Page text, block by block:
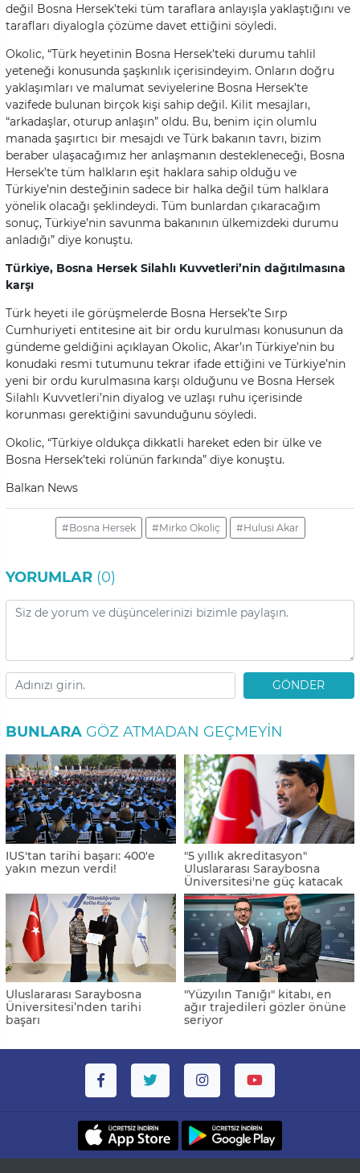
değil Bosna Hersek’teki tüm taraflara anlayışla yaklaştığını ve
tarafları diyalogla çözüme davet ettiğini söyledi.
Okolic, “Türk heyetinin Bosna Hersek’teki durumu tahlil
yeteneği konusunda şaşkınlık içerisindeyim. Onların doğru
yaklaşımları ve malumat seviyelerine Bosna Hersek’te
vazifede bulunan birçok kişi sahip değil. Kilit mesajları,
“arkadaşlar, oturup anlaşın” oldu. Bu, benim için olumlu
manada şaşırtıcı bir mesajdı ve Türk bakanın tavrı, bizim
beraber ulaşacağımız her anlaşmanın destekleneceği, Bosna
Hersek’te tüm halkların eşit haklara sahip olduğu ve
Türkiye’nin desteğinin sadece bir halka değil tüm halklara
yönelik olacağı şeklindeydi. Tüm bunlardan çıkaracağım
sonuç, Türkiye’nin savunma bakanının ülkemizdeki durumu
anladığı” diye konuştu.
Türkiye, Bosna Hersek Silahlı Kuvvetleri’nin dağıtılmasına
karşı
Türk heyeti ile görüşmelerde Bosna Hersek’te Sırp
Cumhuriyeti entitesine ait bir ordu kurulması konusunun da
gündeme geldiğini açıklayan Okolic, Akar’ın Türkiye’nin bu
konudaki resmi tutumunu tekrar ifade ettiğini ve Türkiye’nin
yeni bir ordu kurulmasına karşı olduğunu ve Bosna Hersek
Silahlı Kuvvetleri’nin diyalog ve uzlaşı ruhu içerisinde
korunması gerektiğini savunduğunu söyledi.
Okolic, “Türkiye oldukça dikkatli hareket eden bir ülke ve
Bosna Hersek’teki rolünün farkında” diye konuştu.
Balkan News
#Bosna Hersek #Mirko Okoliç #Hulusi Akar
YORUMLAR (0)
GÖNDER
BUNLARA GÖZ ATMADAN GEÇMEYIN
IUS'tan tarihi başarı: 400'e
yakın mezun verdi!
"5 yıllık akreditasyon"
Uluslararası Saraybosna
Üniversitesi'ne güç katacak
Uluslararası Saraybosna
Üniversitesi’nden tarihi
başarı
"Yüzyılın Tanığı" kitabı, en
ağır trajedileri gözler önüne
seriyor